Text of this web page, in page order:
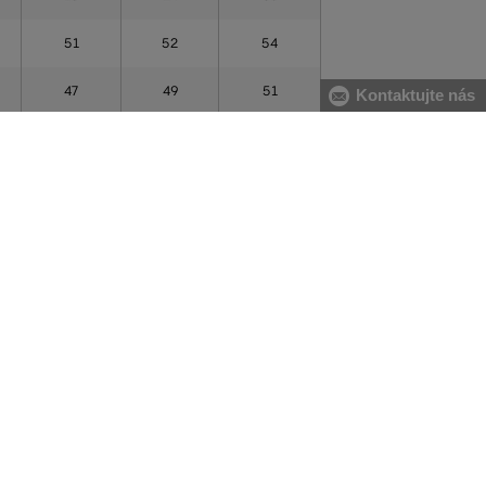
51 52 54
47 49 51 Kontaktujte nás